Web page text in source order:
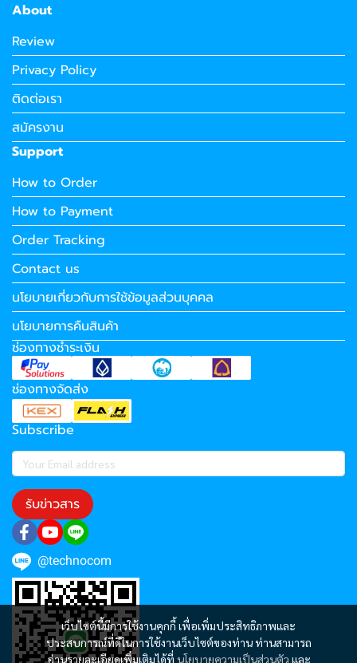
เว็บไซต์นี้มีการใช้งานคุกกี้ เพื่อเพิ่มประสิทธิภาพและ
ประสบการณ์ที่ดีในการใช้งานเว็บไซต์ของท่าน ท่านสามารถ
อ่านรายละเอียดเพิ่มเติมได้ที่ นโยบายความเป็นส่วนตัว และ
About
Review
Privacy Policy
ติดต่อเรา
สมัครงาน
Support
How to Order
How to Payment
Order Tracking
Contact us
นโยบายเกี่ยวกับการใช้ข้อมูลส่วนบุคคล
นโยบายการคืนสินค้า
ช่องทางชำระเงิน
ช่องทางจัดส่ง
Subscribe
รับข่าวสาร
@technocom